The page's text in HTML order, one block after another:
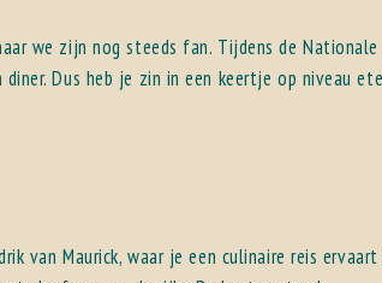
we zijn nog steeds fan. Tijdens de
Dus heb je zin in een keertje op niveau
van Maurick, waar je een culinaire reis